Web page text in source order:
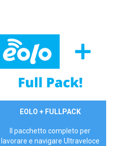
34,90 €/meseEOLO + FULLPACK
Il pacchetto completo per
lavorare e navigare Ultraveloce